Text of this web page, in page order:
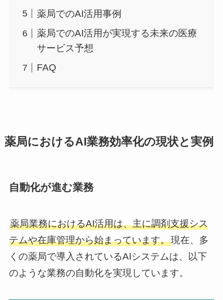
薬局でのAI活用事例
薬局でのAI活用が実現する未来の医療
サービス予想
FAQ
薬局におけるAI業務効率化の現状と実例
自動化が進む業務
薬局業務におけるAI活用は、主に調剤支援シス
テムや在庫管理から始まっています。現在、多
くの薬局で導入されているAIシステムは、以下
のような業務の自動化を実現しています。